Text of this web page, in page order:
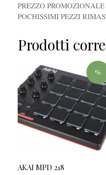
PREZZO
POCHISSIMI PEZZI
Prodotti
%
AKAI MPD 218